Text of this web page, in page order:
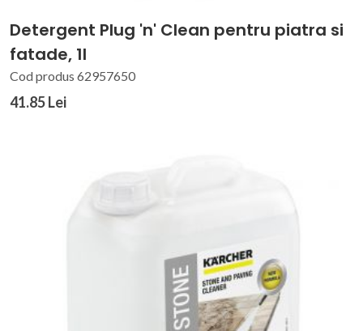
Detergent Plug 'n' Clean pentru piatra si
fatade, 1l
Cod produs 62957650
41.85 Lei